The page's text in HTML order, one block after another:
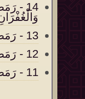
14 -
13 - رَمَضَانُ شَهْرُ الاسْتِغْـفَارِ
12 - رَمَضَانُ شَهْرُ الصَّبْر
11 - رَمَضَانُ شَهْرُ التَّقْوَى